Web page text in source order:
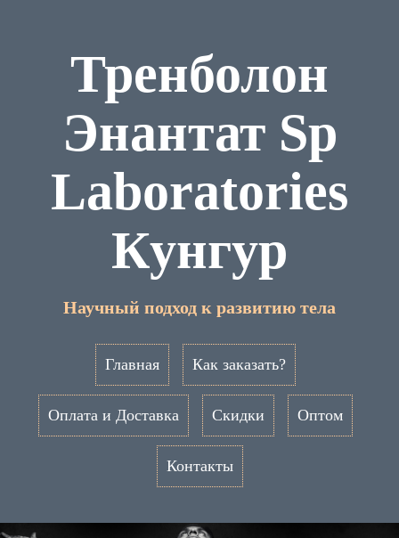
Тренболон
Энантат Sp
Laboratories
Кунгур
Научный подход к развитию тела
Главная Как заказать?
Оплата и Доставка Скидки Оптом
Контакты